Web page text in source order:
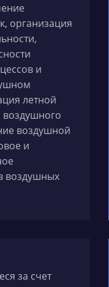
организация
и
летной
воздушного
воздушной
и
воздушных
за счет